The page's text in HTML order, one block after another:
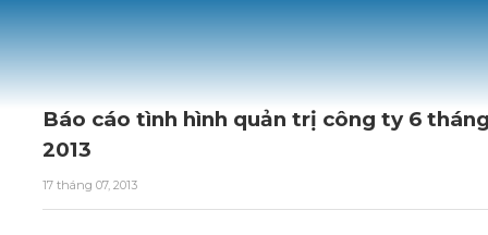
Báo cáo tình hình quản trị công ty 6
2013
17 tháng 07, 2013